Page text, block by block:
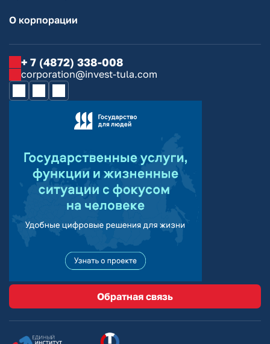
О корпорации
+ 7 (4872) 338-008
corporation@invest-tula.com
Обратная связь